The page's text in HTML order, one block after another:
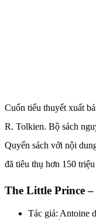
Cuốn tiểu thuyết xuất
R. Tolkien. Bộ sách
Quyển sách với nội
đã tiêu thụ hơn 150
The Little Prince
Tác giả: Antoine